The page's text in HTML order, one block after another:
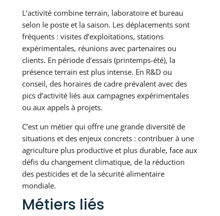
L’activité combine terrain, laboratoire et bureau
selon le poste et la saison. Les déplacements sont
fréquents : visites d’exploitations, stations
expérimentales, réunions avec partenaires ou
clients. En période d’essais (printemps-été), la
présence terrain est plus intense. En R&D ou
conseil, des horaires de cadre prévalent avec des
pics d’activité liés aux campagnes expérimentales
ou aux appels à projets.
C’est un métier qui offre une grande diversité de
situations et des enjeux concrets : contribuer à une
agriculture plus productive et plus durable, face aux
défis du changement climatique, de la réduction
des pesticides et de la sécurité alimentaire
mondiale.
Métiers liés